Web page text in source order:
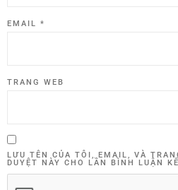
EMAIL *
TRANG WEB
LƯU TÊN CỦA TÔI, EMAIL, VÀ
DUYỆT NÀY CHO LẦN BÌNH LUẬN